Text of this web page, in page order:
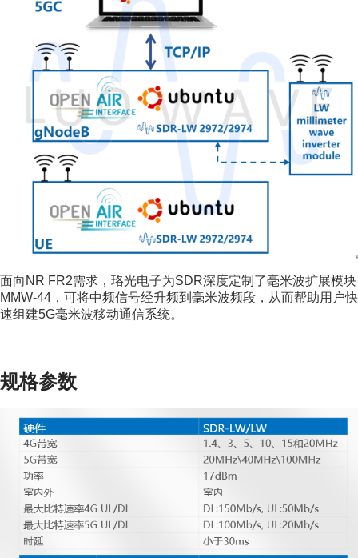
面向NR FR2需求，珞光电子为SDR深度定制了毫米波扩展模块
MMW-44，可将中频信号经升频到毫米波频段，从而帮助用户快
速组建5G毫米波移动通信系统。
规格参数